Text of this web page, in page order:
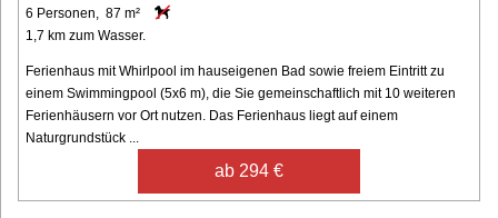
6 Personen, 87 m²
1,7 km zum Wasser.
Ferienhaus mit Whirlpool im hauseigenen Bad sowie freiem Eintritt zu
einem Swimmingpool (5x6 m), die Sie gemeinschaftlich mit 10 weiteren
Ferienhäusern vor Ort nutzen. Das Ferienhaus liegt auf einem
Naturgrundstück ...
ab 294 €